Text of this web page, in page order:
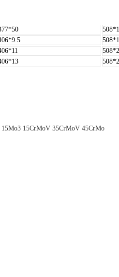
15CrMoV 35CrMoV 45CrMo